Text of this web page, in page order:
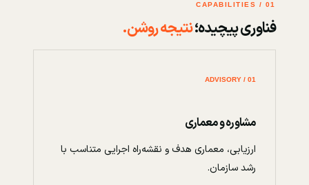
01 / CAPABILITIES
فناوری پیچیده؛نتیجه روشن.
01 / ADVISORY
مشاوره و معماری
ارزیابی، معماری هدف و نقشه‌راه اجرایی متناسب با
رشد سازمان.